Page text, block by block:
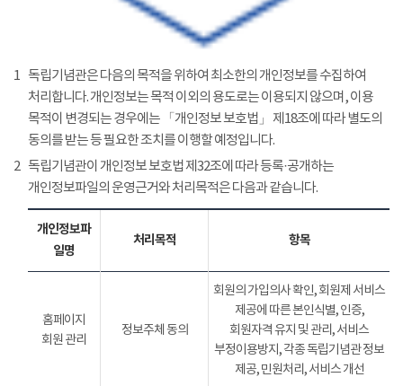
1 독립기념관은 다음의 목적을 위하여 최소한의 개인정보를 수집하여
처리합니다. 개인정보는 목적 이외의 용도로는 이용되지 않으며, 이용
목적이 변경되는 경우에는 「개인정보 보호법」 제18조에 따라 별도의
동의를 받는 등 필요한 조치를 이행할 예정입니다.
2 독립기념관이 개인정보 보호법 제32조에 따라 등록·공개하는
개인정보파일의 운영근거와 처리목적은 다음과 같습니다.
개인정보파
일명
처리목적 항목
홈페이지
회원 관리
정보주체 동의
회원의 가입의사 확인, 회원제 서비스
제공에 따른 본인식별, 인증,
회원자격 유지 및 관리, 서비스
부정이용방지, 각종 독립기념관 정보
제공, 민원처리, 서비스 개선